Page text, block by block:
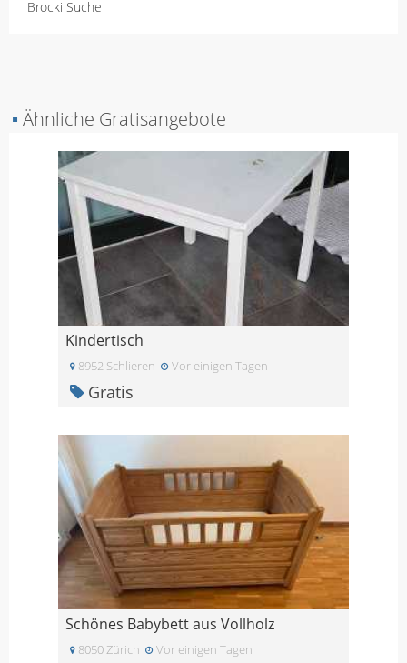
Brocki Suche
▪ Ähnliche Gratisangebote
Kindertisch
8952 Schlieren Vor einigen Tagen
Gratis
Schönes Babybett aus Vollholz
8050 Zürich Vor einigen Tagen